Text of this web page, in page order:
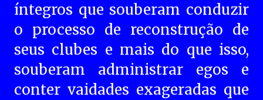
íntegros que souberam conduzir
o processo de reconstrução de
seus clubes e mais do que isso,
souberam administrar egos e
conter vaidades exageradas que